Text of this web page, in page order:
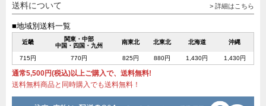
送料について > 詳細はこちら
■地域別送料一覧
近畿
関東・中部
中国・四国・九州
南東北 北東北 北海道 沖縄
715円 770円 825円 880円 1,430円 1,430円
通常5,500円(税込)以上ご購入で、送料無料!
送料無料商品と同時購入でも送料無料！